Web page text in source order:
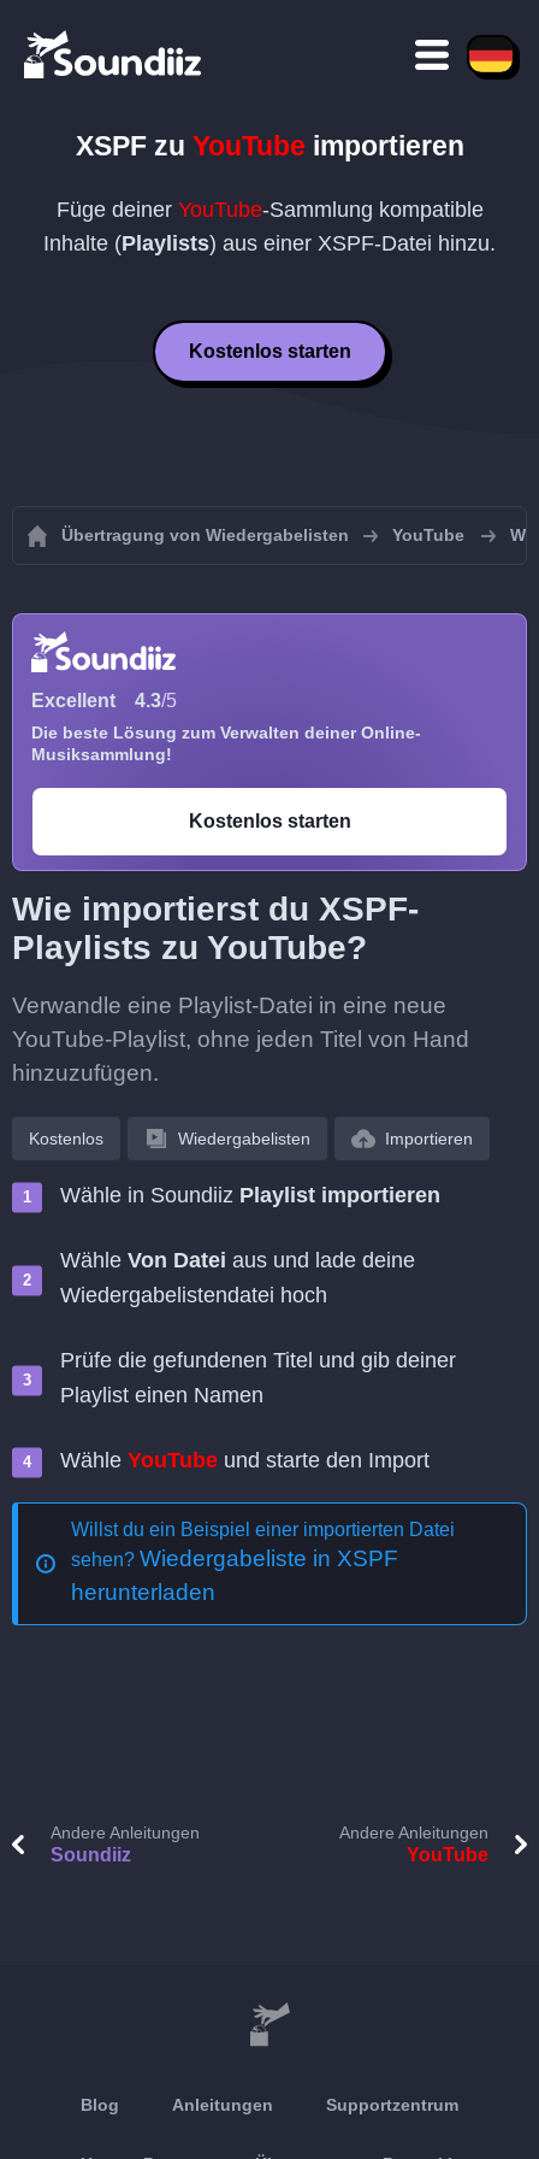
XSPFzu YouTube importieren
Füge deiner YouTube-Sammlung kompatible
Inhalte (Playlists) aus einer XSPF-Datei hinzu.
Kostenlos starten
Übertragung von Wiedergabelisten YouTube
Excellent 4.3/5
Die beste Lösung zum Verwalten deiner Online-
Musiksammlung!
Kostenlos starten
Wie importierst du XSPF-
Playlists zu YouTube?
Verwandle eine Playlist-Datei in eine neue
YouTube-Playlist, ohne jeden Titel von Hand
hinzuzufügen.
Kostenlos Wiedergabelisten Importieren
Wähle in Soundiiz Playlist importieren
Wähle Von Datei aus und lade deine
Wiedergabelistendatei hoch
Prüfe die gefundenen Titel und gib deiner
Playlist einen Namen
Wähle YouTube und starte den Import
Willst du ein Beispiel einer importierten Datei
sehen? Wiedergabeliste in XSPF
herunterladen
Andere Anleitungen
Soundiiz
Andere Anleitungen
YouTube
Blog Anleitungen Supportzentrum